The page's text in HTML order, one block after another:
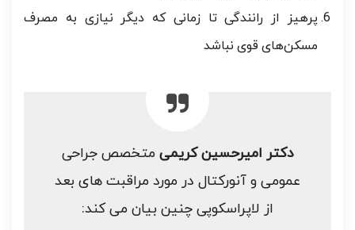
پرهیز از رانندگی تا زمانی که دیگر نیازی به مصرف
مسکن‌های قوی نباشد
دکتر امیرحسین کریمی متخصص جراحی
عمومی و آنورکتال در مورد مراقبت های بعد
از لاپراسکوپی چنین بیان می کند: